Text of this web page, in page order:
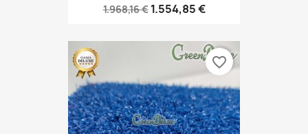
1.968,16 € 1.554,85 €
favorite_border